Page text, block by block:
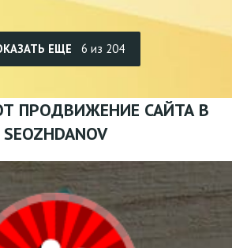
ЕЩЕ 6 из 204
ПРОДВИЖЕНИЕ САЙТА В
SEOZHDANOV